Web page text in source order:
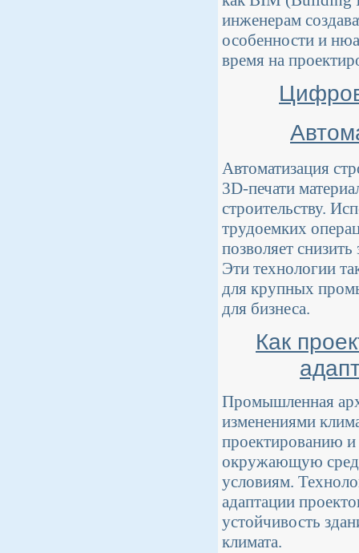
инженерам
особенности и
время на
Автоматизация
3D-печати
строительству.
трудоемких
позволяет
Эти технологии
для крупных
для бизнеса.
Как
Промышленная
изменениями
проектированию и
окружающую
условиям.
адаптации
устойчивость
климата.